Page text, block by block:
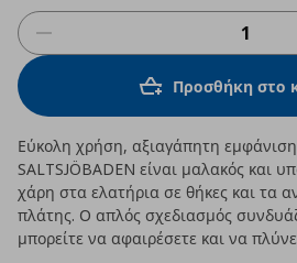
Προσθήκη στο
Εύκολη χρήση, αξιαγάπητη
SALTSJÖBADEN είναι μαλακός και
χάρη στα ελατήρια σε θήκες και τα
πλάτης. Ο απλός σχεδιασμός
μπορείτε να αφαιρέσετε και να